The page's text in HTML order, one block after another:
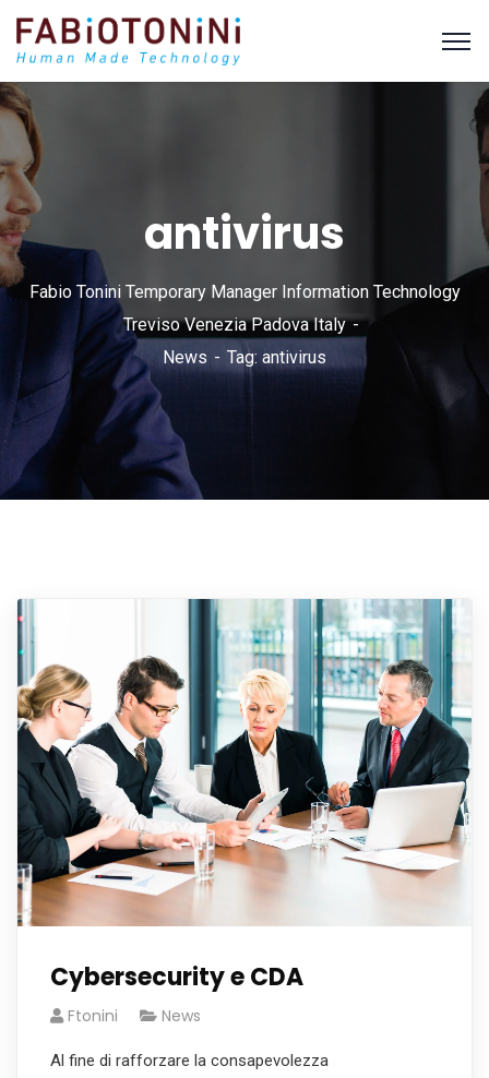
antivirus
Fabio Tonini Temporary Manager Information Technology
Treviso Venezia Padova Italy
News
Tag: antivirus
Cybersecurity e CDA
Ftonini News
Al fine di rafforzare la consapevolezza